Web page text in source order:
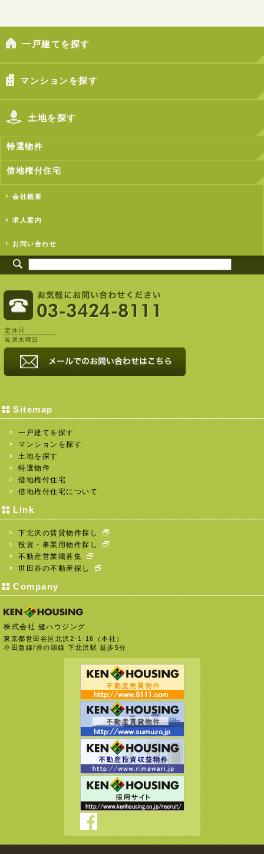
一戸建てを探す
マンションを探す
土地を探す
特選物件
借地権付住宅
会社概要
求人案内
お問い合わせ
定休日
毎週水曜日
Sitemap
一戸建てを探す
マンションを探す
土地を探す
特選物件
借地権付住宅
借地権付住宅について
Link
下北沢の賃貸物件探し
投資・事業用物件探し
不動産営業職募集
世田谷の不動産探し
Company
株式会社 健ハウジング
東京都世田谷区北沢2-1-16（本社）
小田急線/井の頭線 下北沢駅 徒歩5分